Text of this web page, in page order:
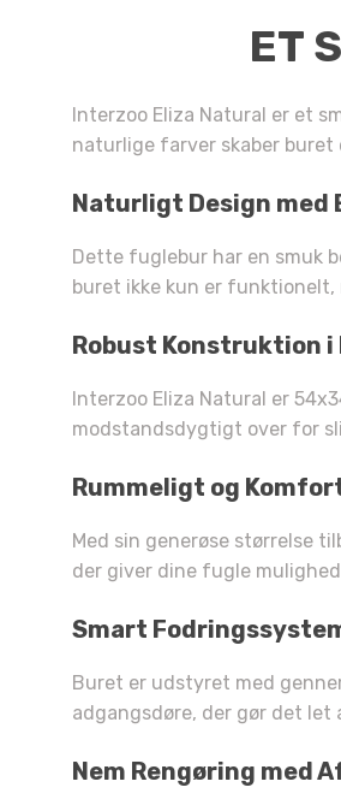
ET
Interzoo Eliza Natural er et
naturlige farver skaber
Naturligt Design med
Dette fuglebur har en smuk
buret ikke kun er
Robust Konstruktion i
Interzoo Eliza Natural er
modstandsdygtigt over for
Rummeligt og
Med sin generøse størrelse
der giver dine fugle
Smart
Buret er udstyret med
adgangsdøre, der gør det
Nem Rengøring med